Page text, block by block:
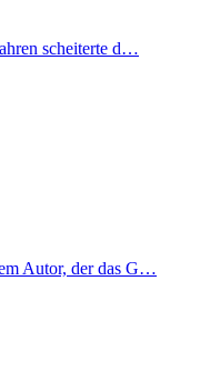
scheiterte d…
Autor, der das G…